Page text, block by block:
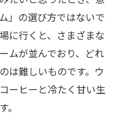
」の選び方ではないで
に行くと、さまざまな
ムが並んでおり、どれ
は難しいものです。ウ
ーヒーと冷たく甘い生